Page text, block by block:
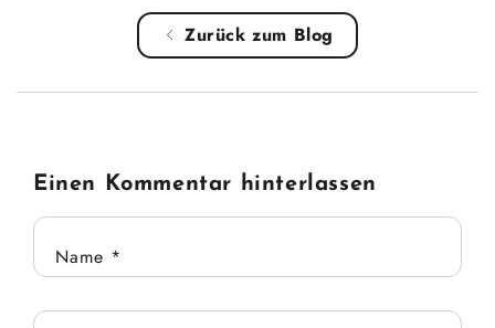
Zurück zum Blog
Einen Kommentar hinterlassen
Name *